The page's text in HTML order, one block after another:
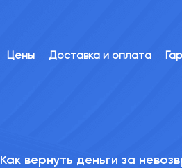
Цены Доставка и оплата
Как вернуть деньги за